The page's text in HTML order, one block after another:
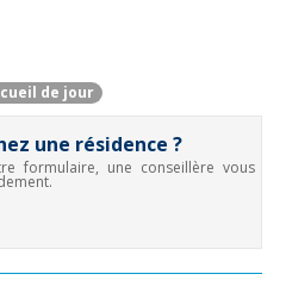
de jour
une résidence ?
formulaire, une conseillère vous